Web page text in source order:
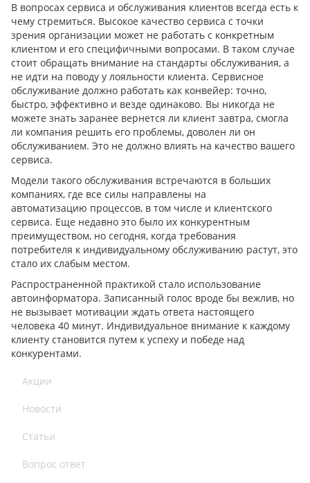
В вопросах сервиса и обслуживания клиентов всегда есть к
чему стремиться. Высокое качество сервиса с точки
зрения организации может не работать с конкретным
клиентом и его специфичными вопросами. В таком случае
стоит обращать внимание на стандарты обслуживания, а
не идти на поводу у лояльности клиента. Сервисное
обслуживание должно работать как конвейер: точно,
быстро, эффективно и везде одинаково. Вы никогда не
можете знать заранее вернется ли клиент завтра, смогла
ли компания решить его проблемы, доволен ли он
обслуживанием. Это не должно влиять на качество вашего
сервиса.
Модели такого обслуживания встречаются в больших
компаниях, где все силы направлены на
автоматизацию процессов, в том числе и клиентского
сервиса. Еще недавно это было их конкурентным
преимуществом, но сегодня, когда требования
потребителя к индивидуальному обслуживанию растут, это
стало их слабым местом.
Распространенной практикой стало использование
автоинформатора. Записанный голос вроде бы вежлив, но
не вызывает мотивации ждать ответа настоящего
человека 40 минут. Индивидуальное внимание к каждому
клиенту становится путем к успеху и победе над
конкурентами.
Акции
Новости
Статьи
Вопрос ответ